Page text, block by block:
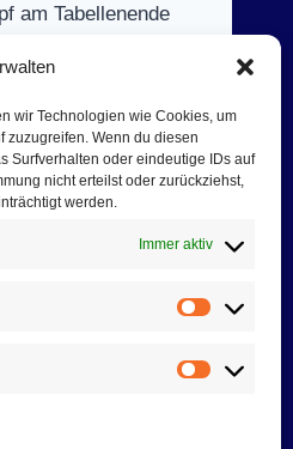
wir Technologien wie Cookies, um
zuzugreifen. Wenn du diesen
Surfverhalten oder eindeutige IDs auf
nicht erteilst oder zurückziehst,
werden.
Immer aktiv
Vorlieben
am Tabellenende